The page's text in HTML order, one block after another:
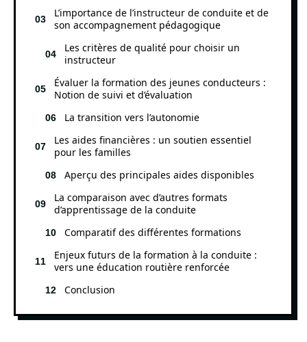
L’importance de l’instructeur de conduite et de
son accompagnement pédagogique
Les critères de qualité pour choisir un
instructeur
Évaluer la formation des jeunes conducteurs :
Notion de suivi et d’évaluation
La transition vers l’autonomie
Les aides financières : un soutien essentiel
pour les familles
Aperçu des principales aides disponibles
La comparaison avec d’autres formats
d’apprentissage de la conduite
Comparatif des différentes formations
Enjeux futurs de la formation à la conduite :
vers une éducation routière renforcée
Conclusion